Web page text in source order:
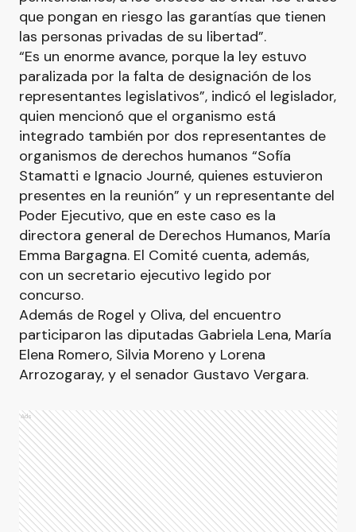
que pongan en riesgo las garantías que tienen
las personas privadas de su libertad”.
“Es un enorme avance, porque la ley estuvo
paralizada por la falta de designación de los
representantes legislativos”, indicó el legislador,
quien mencionó que el organismo está
integrado también por dos representantes de
organismos de derechos humanos “Sofía
Stamatti e Ignacio Journé, quienes estuvieron
presentes en la reunión” y un representante del
Poder Ejecutivo, que en este caso es la
directora general de Derechos Humanos, María
Emma Bargagna. El Comité cuenta, además,
con un secretario ejecutivo legido por
concurso.
Además de Rogel y Oliva, del encuentro
participaron las diputadas Gabriela Lena, María
Elena Romero, Silvia Moreno y Lorena
Arrozogaray, y el senador Gustavo Vergara.
Ads